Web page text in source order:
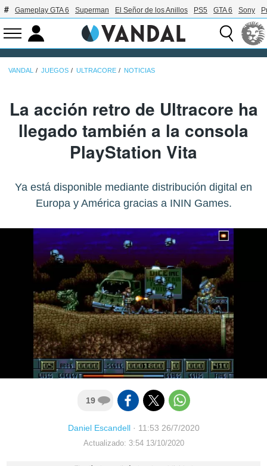
Gameplay GTA 6 Superman El Señor de los Anillos PS5 GTA 6 Sony
VANDAL JUEGOS ULTRACORE NOTICIAS
La acción retro de Ultracore ha
llegado también a la consola
PlayStation Vita
Ya está disponible mediante distribución digital en
Europa y América gracias a ININ Games.
19
Daniel Escandell· 11:53 26/7/2020
Actualizado: 3:54 13/10/2020